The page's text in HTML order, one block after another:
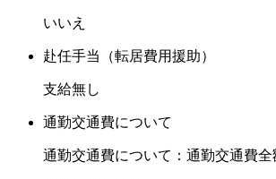
いいえ
赴任手当（転居費用援助）
支給無し
通勤交通費について
通勤交通費について：通勤交通費全